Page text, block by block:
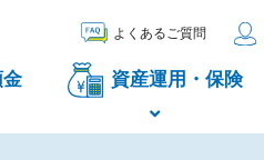
資産運用・保険
よくあるご質問